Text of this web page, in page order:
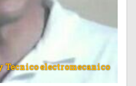
Tecnico electromecanico